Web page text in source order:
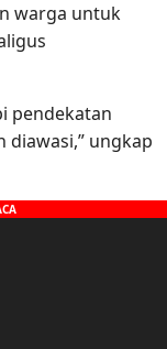
warga untuk
pendekatan
diawasi,” ungkap